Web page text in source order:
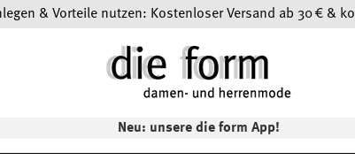
& Vorteile nutzen: Kostenloser Versand ab 30 € &
Neu: unsere die form App!